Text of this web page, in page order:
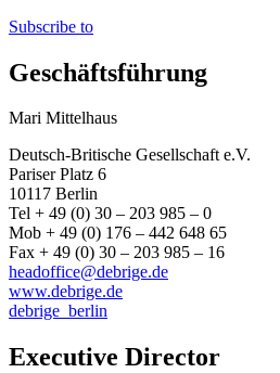
Subscribe to
Geschäftsführung
Mari Mittelhaus
Deutsch-Britische Gesellschaft e.V.
Pariser Platz 6
10117 Berlin
Tel + 49 (0) 30 – 203 985 – 0
Mob + 49 (0) 176 – 442 648 65
Fax + 49 (0) 30 – 203 985 – 16
headoffice@debrige.de
www.debrige.de
debrige_berlin
Executive Director